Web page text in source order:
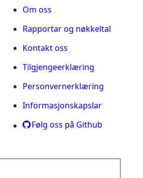
Om oss
Rapportar og nøkkeltal
Kontakt oss
Tilgjengeerklæring
Personvernerklæring
Informasjonskapslar
Følg oss på Github